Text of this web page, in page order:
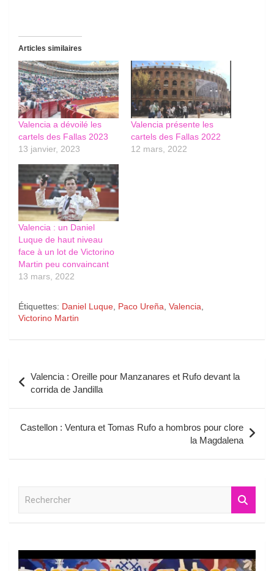
Articles similaires
Valencia a dévoilé les
cartels des Fallas 2023
13 janvier, 2023
Valencia présente les
cartels des Fallas 2022
12 mars, 2022
Valencia : un Daniel
Luque de haut niveau
face à un lot de Victorino
Martin peu convaincant
13 mars, 2022
Étiquettes: Daniel Luque, Paco Ureña, Valencia,
Victorino Martin
de
l’article
Valencia : Oreille pour Manzanares et Rufo devant la
corrida de Jandilla
Castellon : Ventura et Tomas Rufo a hombros pour clore
la Magdalena
r